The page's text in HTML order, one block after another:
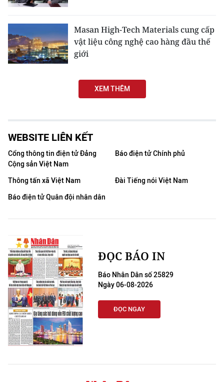
MEDIA CENTER
Video
Media Xã hội
Media Pháp luật
Media Du lịch
Media Giáo dục
Media Y tế
Media Khoa học - Công nghệ
Media Môi trường
Ảnh
Masan High-Tech Materials cung cấp
vật liệu công nghệ cao hàng đầu thế
giới
XEM THÊM
WEBSITE LIÊN KẾT
Cổng thông tin điện tử Đảng
Cộng sản Việt Nam
Báo điện tử Chính phủ
Thông tấn xã Việt Nam
Đài Tiếng nói Việt Nam
Báo điện tử Quân đội nhân dân
ĐỌC BÁO IN
Báo Nhân Dân số 25829
Ngày 06-08-2026
ĐỌC NGAY